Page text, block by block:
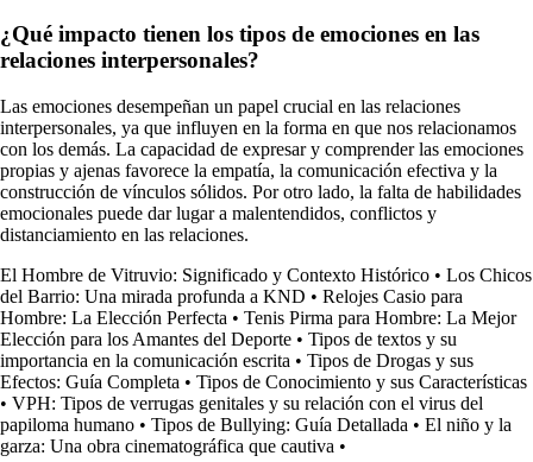
¿Qué impacto tienen los tipos de emociones en las
relaciones interpersonales?
Las emociones desempeñan un papel crucial en las relaciones
interpersonales, ya que influyen en la forma en que nos relacionamos
con los demás. La capacidad de expresar y comprender las emociones
propias y ajenas favorece la empatía, la comunicación efectiva y la
construcción de vínculos sólidos. Por otro lado, la falta de habilidades
emocionales puede dar lugar a malentendidos, conflictos y
distanciamiento en las relaciones.
El Hombre de Vitruvio: Significado y Contexto Histórico • Los Chicos
del Barrio: Una mirada profunda a KND • Relojes Casio para
Hombre: La Elección Perfecta • Tenis Pirma para Hombre: La Mejor
Elección para los Amantes del Deporte • Tipos de textos y su
importancia en la comunicación escrita • Tipos de Drogas y sus
Efectos: Guía Completa • Tipos de Conocimiento y sus Características
• VPH: Tipos de verrugas genitales y su relación con el virus del
papiloma humano • Tipos de Bullying: Guía Detallada • El niño y la
garza: Una obra cinematográfica que cautiva •